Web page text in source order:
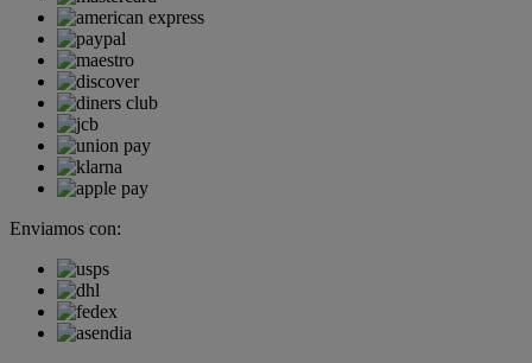
Enviamos con: